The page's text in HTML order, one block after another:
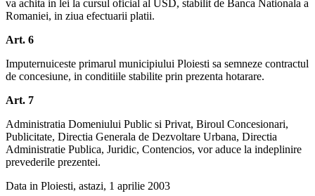
va achita in lei la cursul oficial al USD, stabilit de Banca Nationala a
Romaniei, in ziua efectuarii platii.
Art. 6
Imputernuiceste primarul municipiului Ploiesti sa semneze contractul
de concesiune, in conditiile stabilite prin prezenta hotarare.
Art. 7
Administratia Domeniului Public si Privat, Biroul Concesionari,
Publicitate, Directia Generala de Dezvoltare Urbana, Directia
Administratie Publica, Juridic, Contencios, vor aduce la indeplinire
prevederile prezentei.
Data in Ploiesti, astazi, 1 aprilie 2003